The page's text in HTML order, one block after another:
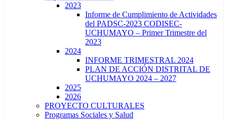
2023
Informe de Cumplimiento de Actividades
del PADSC-2023 CODISEC-
UCHUMAYO – Primer Trimestre del
2023
2024
INFORME TRIMESTRAL 2024
PLAN DE ACCIÓN DISTRITAL DE
UCHUMAYO 2024 – 2027
2025
2026
PROYECTO CULTURALES
Programas Sociales y Salud